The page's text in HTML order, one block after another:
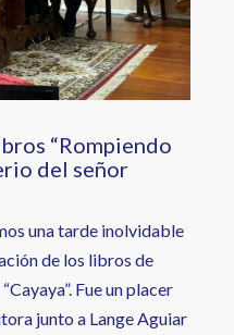
“Rompiendo
del señor
una tarde inolvidable
de los libros de
Fue un placer
junto a Lange Aguiar